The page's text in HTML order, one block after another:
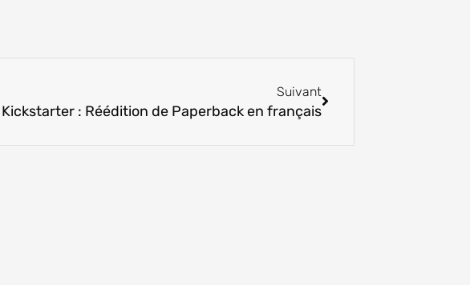
Suivant
Kickstarter : Réédition de Paperback en français